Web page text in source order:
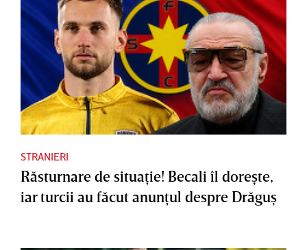
STRANIERI
Răsturnare de situaţie! Becali îl doreşte,
iar turcii au făcut anunţul despre Drăguş